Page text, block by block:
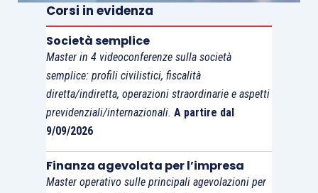
Corsi in evidenza
Società semplice
Master in 4 videoconferenze sulla società
semplice: profili civilistici, fiscalità
diretta/indiretta, operazioni straordinarie e aspetti
previdenziali/internazionali. A partire dal
9/09/2026
Finanza agevolata per l’impresa
Master operativo sulle principali agevolazioni per